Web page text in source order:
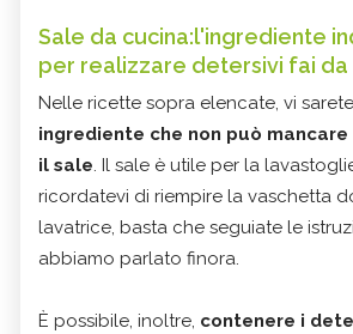
Sale da cucina:l'ingrediente
per realizzare detersivi fai da
Nelle ricette sopra elencate, vi
ingrediente che non può
il sale. Il sale è utile per la
ricordatevi di riempire la vaschetta
lavatrice, basta che seguiate le
abbiamo parlato finora.
È possibile, inoltre, contenere i